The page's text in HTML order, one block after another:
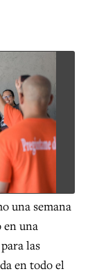
una semana
en una
las
en todo el